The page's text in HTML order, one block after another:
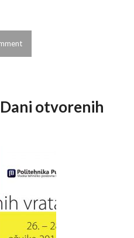
otvorenih